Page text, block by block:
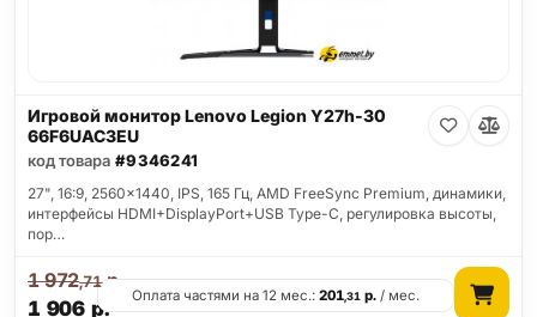
Игровой монитор Lenovo Legion Y27h-30
66F6UAC3EU
код товара #9346241
27", 16:9, 2560x1440, IPS, 165 Гц, AMD FreeSync Premium, динамики,
интерфейсы HDMI+DisplayPort+USB Type-C, регулировка высоты,
пор…
1 906 р.
1 972,71р.
Оплата частями на 12 мес.:201,31 р. / мес.